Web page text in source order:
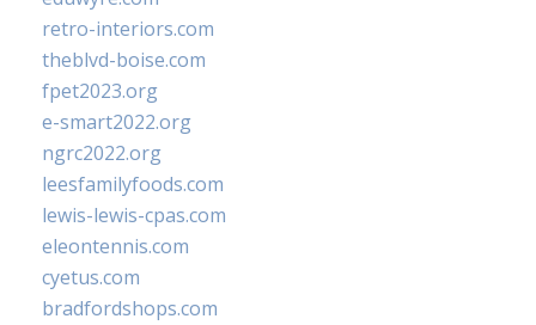
retro-interiors.com
theblvd-boise.com
fpet2023.org
e-smart2022.org
ngrc2022.org
leesfamilyfoods.com
lewis-lewis-cpas.com
eleontennis.com
cyetus.com
bradfordshops.com